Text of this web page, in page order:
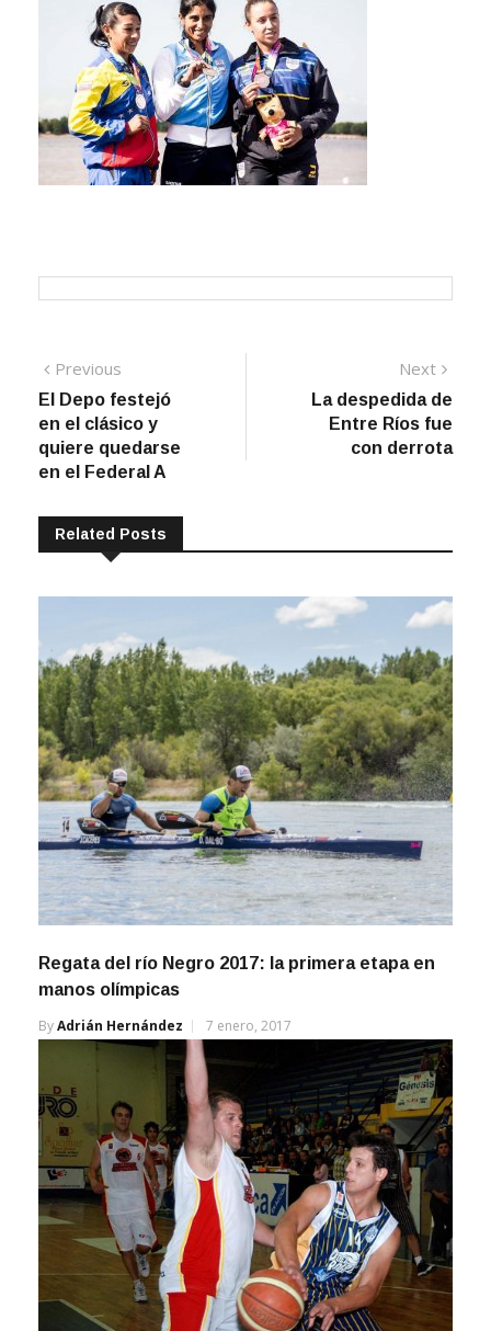
Navegación
de
entradas
Previous
post:
El Depo festejó
en el clásico y
quiere quedarse
en el Federal A
Next
La despedida de
Entre Ríos fue
con derrota
Related Posts
Regata del río Negro 2017: la primera etapa en
manos olímpicas
ByAdrián Hernández 7 enero, 2017